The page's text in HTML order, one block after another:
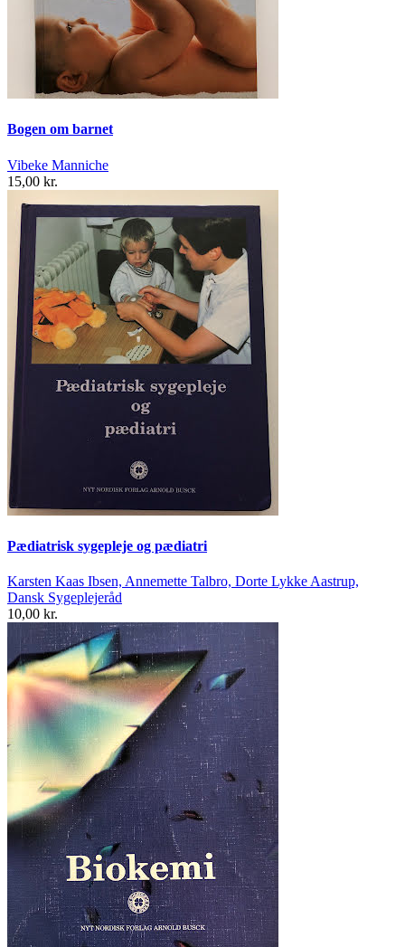
Bogen om barnet
Vibeke Manniche
15,00 kr.
Pædiatrisk sygepleje og pædiatri
Karsten Kaas Ibsen, Annemette Talbro, Dorte Lykke Aastrup,
Dansk Sygeplejeråd
10,00 kr.